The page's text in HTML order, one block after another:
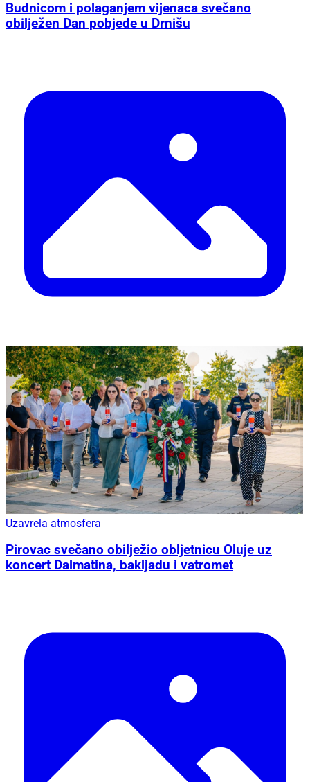
Budnicom i polaganjem vijenaca svečano
obilježen Dan pobjede u Drnišu
Uzavrela atmosfera
Pirovac svečano obilježio obljetnicu Oluje uz
koncert Dalmatina, bakljadu i vatromet